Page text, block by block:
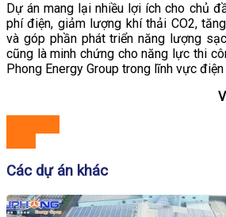
Dự án mang lại nhiều lợi ích cho chủ
phí điện, giảm lượng khí thải CO2,
và góp phần phát triển năng lượng
cũng là minh chứng cho năng lực thi
Phong Energy Group trong lĩnh vực
Các dự án khác